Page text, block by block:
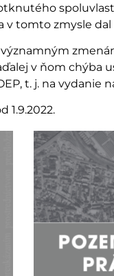
v tomto zmysle
v ňom chýba
t. j. na
1.9.2022.